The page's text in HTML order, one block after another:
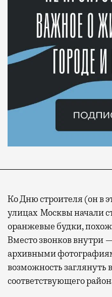
Ко Дню строителя (он в
улицах Москвы начали
оранжевые будки,
Вместо звонков внутри
архивными
возможность заглянуть
соответствующего